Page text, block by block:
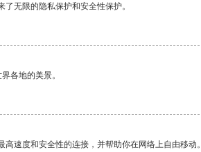
无限的隐私保护和安全性保护。
各地的美景。
速度和安全性的连接，并帮助你在网络上自由移动。